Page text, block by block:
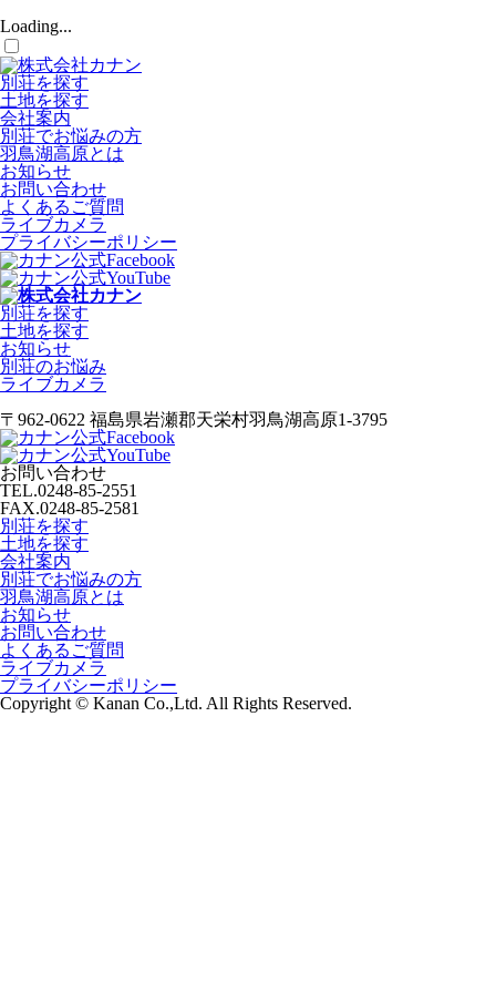
Loading...
別荘を探す
土地を探す
会社案内
別荘でお悩みの方
羽鳥湖高原とは
お知らせ
お問い合わせ
よくあるご質問
ライブカメラ
プライバシーポリシー
別荘を探す
土地を探す
お知らせ
別荘のお悩み
ライブカメラ
〒962-0622 福島県岩瀬郡天栄村羽鳥湖高原1-3795
お問い合わせ
TEL.0248-85-2551
FAX.0248-85-2581
別荘を探す
土地を探す
会社案内
別荘でお悩みの方
羽鳥湖高原とは
お知らせ
お問い合わせ
よくあるご質問
ライブカメラ
プライバシーポリシー
Copyright © Kanan Co.,Ltd. All Rights Reserved.